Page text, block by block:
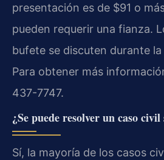
presentación es de $91 o
pueden requerir una fianza.
bufete se discuten durante
Para obtener más
437-7747.
¿Se puede resolver un caso
Sí, la mayoría de los casos